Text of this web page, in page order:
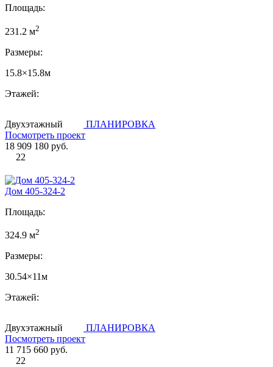
Площадь:
231.2 м2
Размеры:
15.8×15.8м
Этажей:
Двухэтажный
ПЛАНИРОВКА
Посмотреть проект
18 909 180 руб.
22
Дом 405-324-2
Площадь:
324.9 м2
Размеры:
30.54×11м
Этажей:
Двухэтажный
ПЛАНИРОВКА
Посмотреть проект
11 715 660 руб.
22